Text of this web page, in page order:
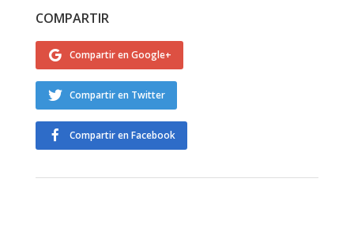
COMPARTIR
Compartir en Google+
Compartir en Twitter
Compartir en Facebook